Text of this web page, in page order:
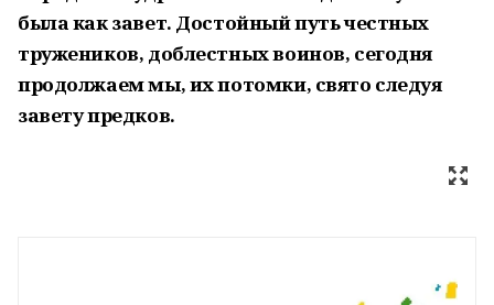
была как завет. Достойный путь честных
тружеников, доблестных воинов, сегодня
продолжаем мы, их потомки, свято следуя
завету предков.